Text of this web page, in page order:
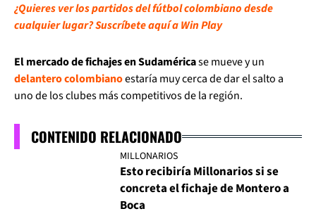
¿Quieres ver los partidos del fútbol colombiano desde
cualquier lugar? Suscríbete aquí a Win Play
El mercado de fichajes en Sudaméricase mueve y un
delantero colombianoestaría muy cerca de dar el salto a
uno de los clubes más competitivos de la región.
CONTENIDO RELACIONADO
MILLONARIOS
Esto recibiría Millonarios si se
concreta el fichaje de Montero a
Boca